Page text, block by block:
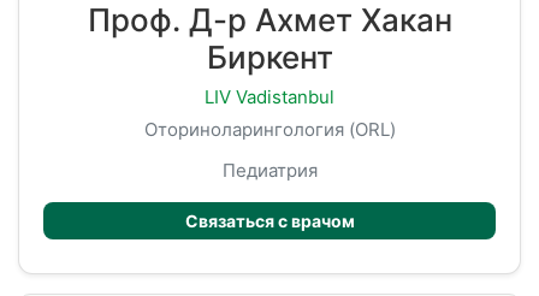
Проф. Д-р Ахмет Хакан
Биркент
LIV Vadistanbul
Оториноларингология (ORL)
Педиатрия
Связаться с врачом